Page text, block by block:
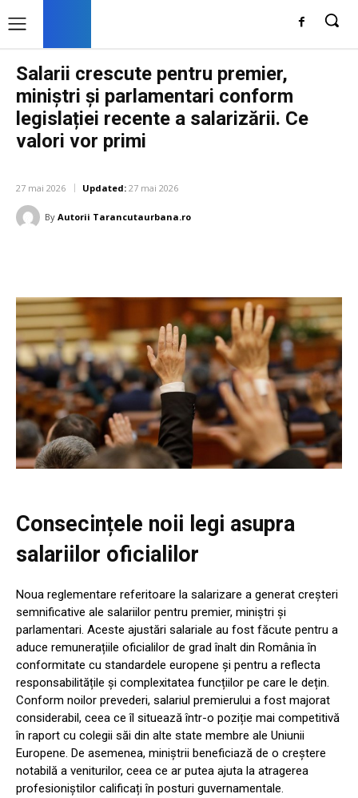
Salarii crescute pentru premier,
miniștri și parlamentari conform
legislației recente a salarizării. Ce
valori vor primi
27 mai 2026 Updated: 27 mai 2026
By Autorii Tarancutaurbana.ro
Consecințele noii legi asupra
salariilor oficialilor
Noua reglementare referitoare la salarizare a generat creșteri
semnificative ale salariilor pentru premier, miniștri și
parlamentari. Aceste ajustări salariale au fost făcute pentru a
aduce remunerațiile oficialilor de grad înalt din România în
conformitate cu standardele europene și pentru a reflecta
responsabilitățile și complexitatea funcțiilor pe care le dețin.
Conform noilor prevederi, salariul premierului a fost majorat
considerabil, ceea ce îl situează într-o poziție mai competitivă
în raport cu colegii săi din alte state membre ale Uniunii
Europene. De asemenea, miniștrii beneficiază de o creștere
notabilă a veniturilor, ceea ce ar putea ajuta la atragerea
profesioniștilor calificați în posturi guvernamentale.